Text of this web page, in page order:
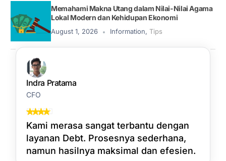
Memahami Makna Utang dalam Nilai-Nilai Agama
Lokal Modern dan Kehidupan Ekonomi
August 1, 2026 Information, Tips
Indra Pratama
CFO
Kami merasa sangat terbantu dengan
layanan Debt. Prosesnya sederhana,
namun hasilnya maksimal dan efesien.